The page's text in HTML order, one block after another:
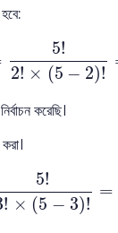
5!
2! × (5 − 2)!
×(5
করেছি।
5!
! × (5 − 3)!
=
(5